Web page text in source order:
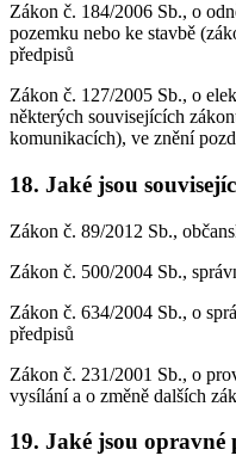
Zákon č. 184/2006 Sb., o
pozemku nebo ke stavbě
předpisů
Zákon č. 127/2005 Sb., o
některých souvisejících
komunikacích), ve znění
18. Jaké jsou
Zákon č. 89/2012 Sb.,
Zákon č. 500/2004 Sb.,
Zákon č. 634/2004 Sb., o
předpisů
Zákon č. 231/2001 Sb., o
vysílání a o změně dalších
19. Jaké jsou